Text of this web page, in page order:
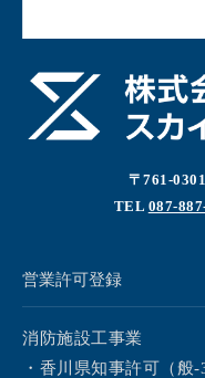
〒761-
TEL 087-
営業許可登録
消防施設工事業
・香川県知事許可（般